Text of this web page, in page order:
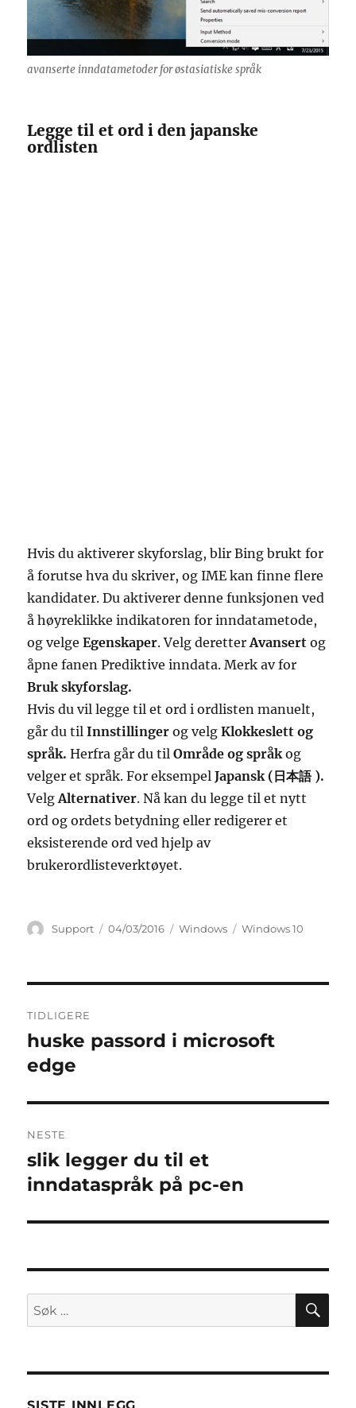
avanserte inndatametoder for østasiatiske språk
Legge til et ord i den japanske
ordlisten
Hvis du aktiverer skyforslag, blir Bing brukt for
å forutse hva du skriver, og IME kan finne flere
kandidater. Du aktiverer denne funksjonen ved
å høyreklikke indikatoren for inndatametode,
og velgeEgenskaper. Velg deretterAvansert og
åpne fanen Prediktive inndata. Merk av for
Bruk skyforslag.
Hvis du vil legge til et ord i ordlisten manuelt,
går du tilInnstillinger og velgKlokkeslett og
språk. Herfra går du tilOmråde og språk og
velger et språk. For eksempelJapansk (日本語 ).
VelgAlternativer. Nå kan du legge til et nytt
ord og ordets betydning eller redigerer et
eksisterende ord ved hjelp av
brukerordlisteverktøyet.
Forfatter
Support Publisert
04/03/2016 Kategorier
Windows Stikkord
Windows 10
TIDLIGERE
Forrige
innlegg:
huske passord i microsoft
edge
NESTE
Neste
innlegg:
slik legger du til et
inndataspråk på pc-en
Søk
etter: